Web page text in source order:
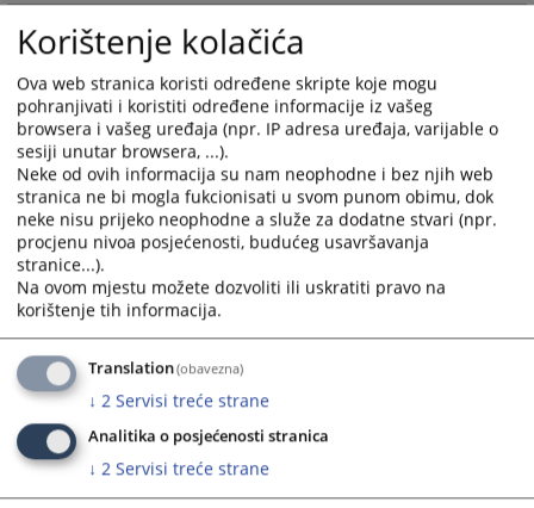
shortcuts
for
dates.
shortcuts
for
dates.
Sutkinja u mirovini
Sutkinja Dunka Begić
Sutkinja u mirovini
Sudac Zuhdija Ćosić
Predsjednik kaznenog odjeljenja, u mirovini
Korištenje kolačića
Ova web stranica koristi određene skripte koje mogu
pohranjivati i koristiti određene informacije iz vašeg
browsera i vašeg uređaja (npr. IP adresa uređaja, varijable o
sesiji unutar browsera, ...).
Neke od ovih informacija su nam neophodne i bez njih web
stranica ne bi mogla fukcionisati u svom punom obimu, dok
neke nisu prijeko neophodne a služe za dodatne stvari (npr.
procjenu nivoa posjećenosti, budućeg usavršavanja
stranice...).
Na ovom mjestu možete dozvoliti ili uskratiti pravo na
korištenje tih informacija.
Translation(obavezna)
↓ 2 Servisi treće strane
Analitika o posjećenosti stranica
↓ 2 Servisi treće strane